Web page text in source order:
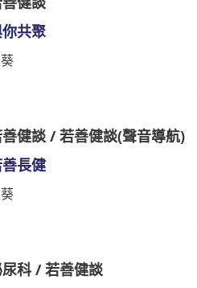
共聚
健談 / 若善健談(聲音導航)
長健
科 / 若善健談